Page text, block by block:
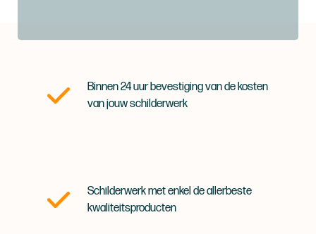
Binnen 24 uur bevestiging van de kosten
van jouw schilderwerk
Schilderwerk met enkel de allerbeste
kwaliteitsproducten